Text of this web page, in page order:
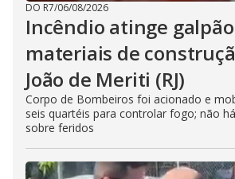
DO R7/06/08/2026
Incêndio atinge
materiais de
João de Meriti (RJ)
Corpo de Bombeiros foi acionado e
seis quartéis para controlar fogo; não
sobre feridos